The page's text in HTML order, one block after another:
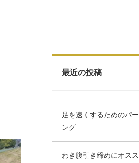
最近の投稿
足を速くするためのパ
ング
わき腹引き締めにオス